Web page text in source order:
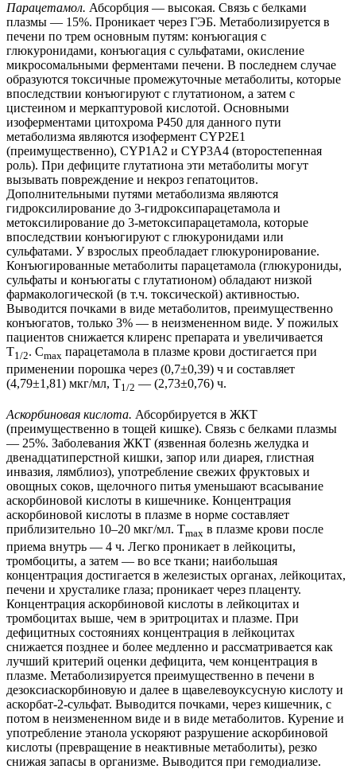
Парацетамол. Абсорбция — высокая. Связь с белками
плазмы — 15%. Проникает через ГЭБ. Метаболизируется в
печени по трем основным путям: конъюгация с
глюкуронидами, конъюгация с сульфатами, окисление
микросомальными ферментами печени. В последнем случае
образуются токсичные промежуточные метаболиты, которые
впоследствии конъюгируют с глутатионом, а затем с
цистеином и меркаптуровой кислотой. Основными
изоферментами цитохрома Р450 для данного пути
метаболизма являются изофермент CYP2E1
(преимущественно), CYP1A2 и CYP3A4 (второстепенная
роль). При дефиците глутатиона эти метаболиты могут
вызывать повреждение и некроз гепатоцитов.
Дополнительными путями метаболизма являются
гидроксилирование до 3-гидроксипарацетамола и
метоксилирование до 3-метоксипарацетамола, которые
впоследствии конъюгируют с глюкуронидами или
сульфатами. У взрослых преобладает глюкуронирование.
Конъюгированные метаболиты парацетамола (глюкурониды,
сульфаты и конъюгаты с глутатионом) обладают низкой
фармакологической (в т.ч. токсической) активностью.
Выводится почками в виде метаболитов, преимущественно
конъюгатов, только 3% — в неизмененном виде. У пожилых
пациентов снижается клиренс препарата и увеличивается
T1/2. Cmax парацетамола в плазме крови достигается при
применении порошка через (0,7±0,39) ч и составляет
(4,79±1,81) мкг/мл, T1/2 — (2,73±0,76) ч.
Аскорбиновая кислота. Абсорбируется в ЖКТ
(преимущественно в тощей кишке). Связь с белками плазмы
— 25%. Заболевания ЖКТ (язвенная болезнь желудка и
двенадцатиперстной кишки, запор или диарея, глистная
инвазия, лямблиоз), употребление свежих фруктовых и
овощных соков, щелочного питья уменьшают всасывание
аскорбиновой кислоты в кишечнике. Концентрация
аскорбиновой кислоты в плазме в норме составляет
приблизительно 10–20 мкг/мл. Tmax в плазме крови после
приема внутрь — 4 ч. Легко проникает в лейкоциты,
тромбоциты, а затем — во все ткани; наибольшая
концентрация достигается в железистых органах, лейкоцитах,
печени и хрусталике глаза; проникает через плаценту.
Концентрация аскорбиновой кислоты в лейкоцитах и
тромбоцитах выше, чем в эритроцитах и плазме. При
дефицитных состояниях концентрация в лейкоцитах
снижается позднее и более медленно и рассматривается как
лучший критерий оценки дефицита, чем концентрация в
плазме. Метаболизируется преимущественно в печени в
дезоксиаскорбиновую и далее в щавелевоуксусную кислоту и
аскорбат-2-сульфат. Выводится почками, через кишечник, с
потом в неизмененном виде и в виде метаболитов. Курение и
употребление этанола ускоряют разрушение аскорбиновой
кислоты (превращение в неактивные метаболиты), резко
снижая запасы в организме. Выводится при гемодиализе.